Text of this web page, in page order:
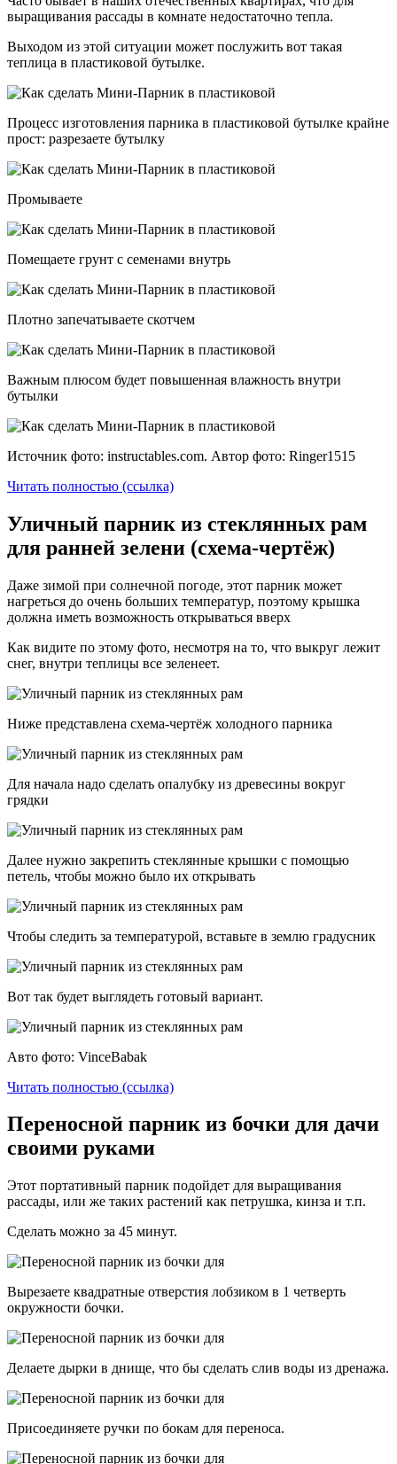
выращивания рассады в комнате недостаточно тепла.
Выходом из этой ситуации может послужить вот такая
теплица в пластиковой бутылке.
Процесс изготовления парника в пластиковой бутылке крайне
прост: разрезаете бутылку
Промываете
Помещаете грунт с семенами внутрь
Плотно запечатываете скотчем
Важным плюсом будет повышенная влажность внутри
бутылки
Источник фото: instructables.com. Автор фото: Ringer1515
Читать полностью (ссылка)
Уличный парник из стеклянных рам
для ранней зелени (схема-чертёж)
Даже зимой при солнечной погоде, этот парник может
нагреться до очень больших температур, поэтому крышка
должна иметь возможность открываться вверх
Как видите по этому фото, несмотря на то, что выкруг лежит
снег, внутри теплицы все зеленеет.
Ниже представлена схема-чертёж холодного парника
Для начала надо сделать опалубку из древесины вокруг
грядки
Далее нужно закрепить стеклянные крышки с помощью
петель, чтобы можно было их открывать
Чтобы следить за температурой, вставьте в землю градусник
Вот так будет выглядеть готовый вариант.
Авто фото: VinceBabak
Читать полностью (ссылка)
Переносной парник из бочки для дачи
своими руками
Этот портативный парник подойдет для выращивания
рассады, или же таких растений как петрушка, кинза и т.п.
Сделать можно за 45 минут.
Вырезаете квадратные отверстия лобзиком в 1 четверть
окружности бочки.
Делаете дырки в днище, что бы сделать слив воды из дренажа.
Присоединяете ручки по бокам для переноса.